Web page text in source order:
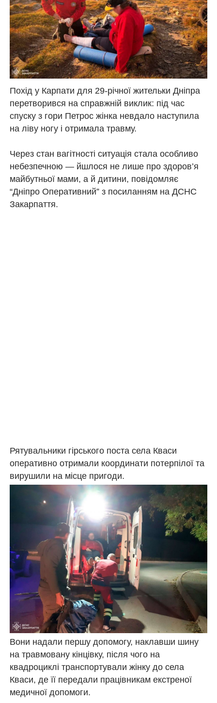
Похід у Карпати для 29-річної жительки Дніпра
перетворився на справжній виклик: під час
спуску з гори Петрос жінка невдало наступила
на ліву ногу і отримала травму.
Через стан вагітності ситуація стала особливо
небезпечною — йшлося не лише про здоров’я
майбутньої мами, а й дитини, повідомляє
“Дніпро Оперативний” з посиланням на ДСНС
Закарпаття.
Рятувальники гірського поста села Кваси
оперативно отримали координати потерпілої та
вирушили на місце пригоди.
Вони надали першу допомогу, наклавши шину
на травмовану кінцівку, після чого на
квадроциклі транспортували жінку до села
Кваси, де її передали працівникам екстреної
медичної допомоги.